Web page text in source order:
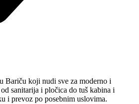
Bariču koji nudi sve za moderno i
sanitarija i pločica do tuš kabina i
i prevoz po posebnim uslovima.